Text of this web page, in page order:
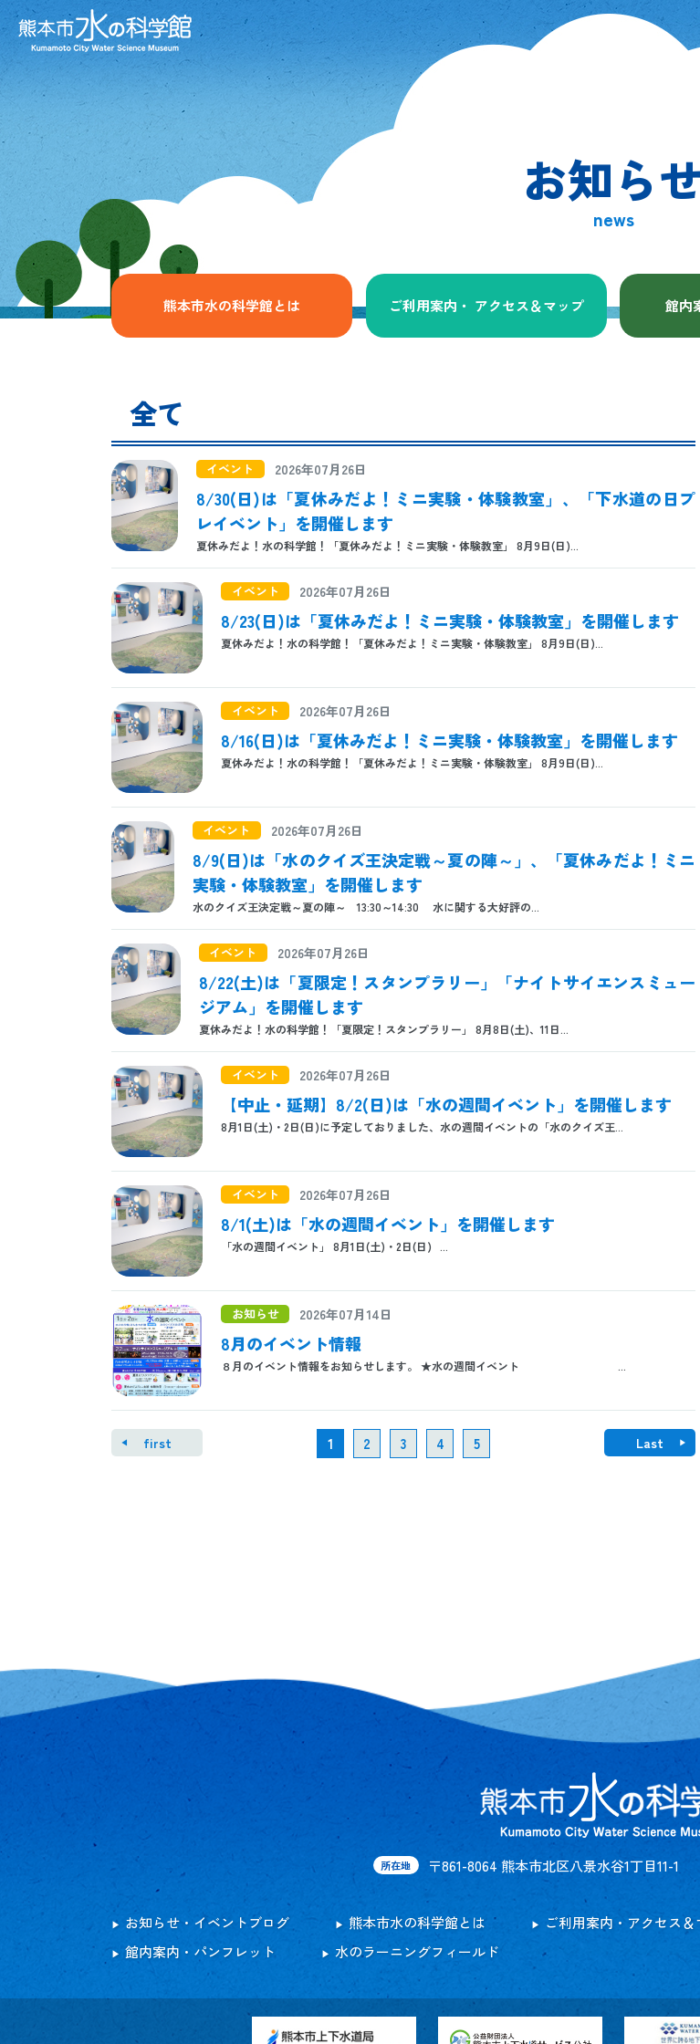
お知ら
news
熊本市水の科学館とは ご利用案内・ アクセス＆マップ 館内
全て
イベント 2026年07月26日
8/30(日)は「夏休みだよ！ミニ実験・体験教室」、「下水道の日プ
レイベント」を開催します
夏休みだよ！水の科学館！「夏休みだよ！ミニ実験・体験教室」 8月9日(日)...
イベント 2026年07月26日
8/23(日)は「夏休みだよ！ミニ実験・体験教室」を開催します
夏休みだよ！水の科学館！「夏休みだよ！ミニ実験・体験教室」 8月9日(日)...
イベント 2026年07月26日
8/16(日)は「夏休みだよ！ミニ実験・体験教室」を開催します
夏休みだよ！水の科学館！「夏休みだよ！ミニ実験・体験教室」 8月9日(日)...
イベント 2026年07月26日
8/9(日)は「水のクイズ王決定戦～夏の陣～」、「夏休みだよ！ミニ
実験・体験教室」を開催します
水のクイズ王決定戦～夏の陣～ 13:30～14:30 水に関する大好評の...
イベント 2026年07月26日
8/22(土)は「夏限定！スタンプラリー」「ナイトサイエンスミュー
ジアム」を開催します
夏休みだよ！水の科学館！「夏限定！スタンプラリー」 8月8日(土)、11日...
イベント 2026年07月26日
【中止・延期】8/2(日)は「水の週間イベント」を開催します
8月1日(土)・2日(日)に予定しておりました、水の週間イベントの「水のクイズ王...
イベント 2026年07月26日
8/1(土)は「水の週間イベント」を開催します
「水の週間イベント」 8月1日(土)・2日(日) ...
お知らせ 2026年07月14日
8月のイベント情報
８月のイベント情報をお知らせします。 ★水の週間イベント ...
first 1 2 3 4 5 Last
所在地 〒861-8064 熊本市北区八景水谷1丁目11-1
お知らせ・イベントブログ 熊本市水の科学館とは
ご利用案内・アクセス＆
館内案内・パンフレット
水のラーニングフィールド